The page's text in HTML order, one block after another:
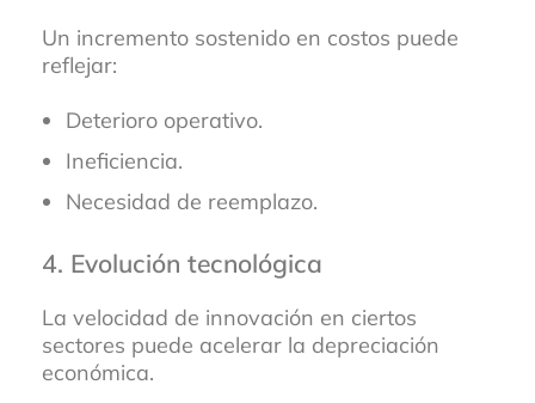
Un incremento sostenido en costos puede
reflejar:
Deterioro operativo.
Ineficiencia.
Necesidad de reemplazo.
4. Evolución tecnológica
La velocidad de innovación en ciertos
sectores puede acelerar la depreciación
económica.